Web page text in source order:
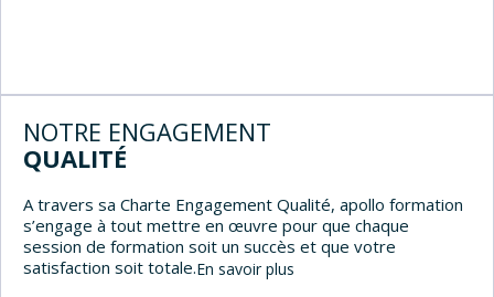
NOTRE ENGAGEMENT
QUALITÉ
A travers sa Charte Engagement Qualité, apollo formation
s’engage à tout mettre en œuvre pour que chaque
session de formation soit un succès et que votre
satisfaction soit totale.En savoir plus